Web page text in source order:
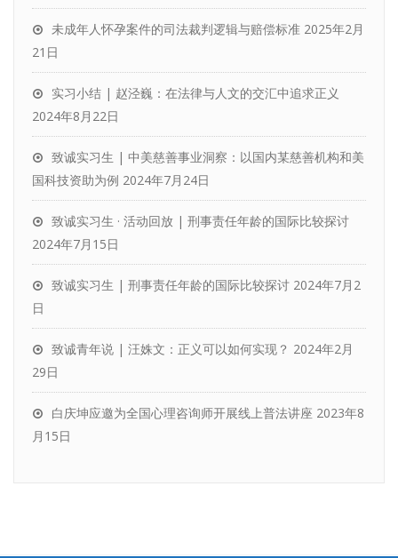
未成年人怀孕案件的司法裁判逻辑与赔偿标准 2025年2月
21日
实习小结 | 赵泾巍：在法律与人文的交汇中追求正义
2024年8月22日
致诚实习生 | 中美慈善事业洞察：以国内某慈善机构和美
国科技资助为例 2024年7月24日
致诚实习生 · 活动回放 | 刑事责任年龄的国际比较探讨
2024年7月15日
致诚实习生 | 刑事责任年龄的国际比较探讨 2024年7月2
日
致诚青年说 | 汪姝文：正义可以如何实现？ 2024年2月
29日
白庆坤应邀为全国心理咨询师开展线上普法讲座 2023年8
月15日